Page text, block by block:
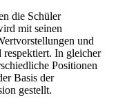
die Schüler
mit seinen
und
respektiert. In gleicher
Positionen
Basis der
gestellt.